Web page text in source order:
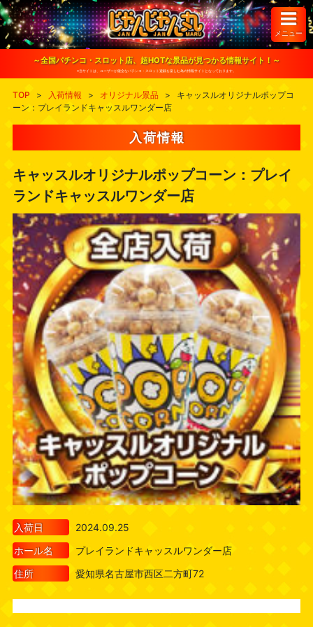
S
k
i
o
メニュー
～全国パチンコ・スロット店、超HOTな景品が見つかる情報サイト！～
※当サイトは、ユーザーが健全なパチンコ・スロット遊戯を楽しむ為の情報サイトとなっております。
TOP > 入荷情報 > オリジナル景品 >
キャッスルオリジナルポップコ
ーン：プレイランドキャッスルワンダー店
入荷情報
キャッスルオリジナルポップコーン：プレイ
ランドキャッスルワンダー店
入荷日
2024.09.25
ホール名
プレイランドキャッスルワンダー店
住所
愛知県名古屋市西区二方町72